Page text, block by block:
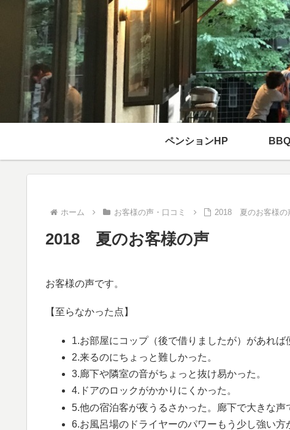
ペンションHP
ホーム お客様の声・口コミ 2018 夏のお客様の
2018 夏のお客様の声
お客様の声です。
【至らなかった点】
1.お部屋にコップ（後で借りましたが）があれば
2.来るのにちょっと難しかった。
3.廊下や隣室の音がちょっと抜け易かった。
4.ドアのロックがかかりにくかった。
5.他の宿泊客が夜うるさかった。廊下で大きな声
6.お風呂場のドライヤーのパワーもう少し強い方